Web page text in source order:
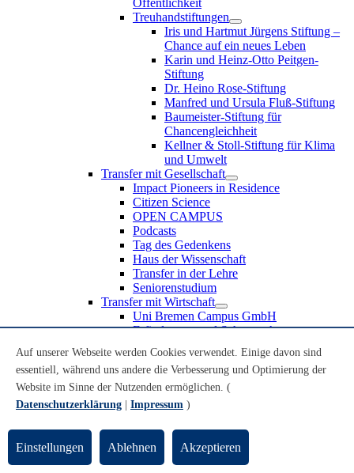
Treuhandstiftungen
Iris und Hartmut Jürgens Stiftung –
Chance auf ein neues Leben
Karin und Heinz-Otto Peitgen-
Stiftung
Dr. Heino Rose-Stiftung
Manfred und Ursula Fluß-Stiftung
Baumeister-Stiftung für
Chancengleichheit
Kellner & Stoll-Stiftung für Klima
und Umwelt
Transfer mit Gesellschaft
Impact Pioneers in Residence
Citizen Science
OPEN CAMPUS
Podcasts
Tag des Gedenkens
Haus der Wissenschaft
Transfer in der Lehre
Seniorenstudium
Transfer mit Wirtschaft
Uni Bremen Campus GmbH
Erfindungen und Schutzrechte
Recruiting an der Universität Bremen
Weiterbildung an der Universität Bremen
Transfer mit Schule
Schülerinnen und Schüler
Schulklassen
Lehrkräfte
Gründungsunterstützung
Auf unserer Webseite werden Cookies verwendet. Einige davon sind
essentiell, während uns andere die Verbesserung und Optimierung der
Website im Sinne der Nutzenden ermöglichen. (
Datenschutzerklärung
Impressum )
Einstellungen Ablehnen Akzeptieren